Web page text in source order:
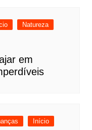
Natureza
em
Início